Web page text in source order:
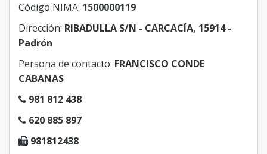
Código NIMA: 1500000119
Dirección: RIBADULLA S/N - CARCACÍA, 15914 -
Padrón
Persona de contacto: FRANCISCO CONDE
CABANAS
981 812 438
620 885 897
981812438